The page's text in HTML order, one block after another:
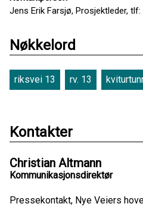
Jens Erik Farsjø, Prosjektleder, tlf:
Nøkkelord
riksvei 13 rv. 13
Kontakter
Christian Altmann
Kommunikasjonsdirektør
Pressekontakt, Nye Veiers